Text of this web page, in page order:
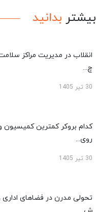
بیشتر بدانید
انقلاب در مدیریت مراکز سلامت
چ...
30 تیر 1405
کدام بروکر کمترین کمیسیون و
روی...
30 تیر 1405
تحولی مدرن در فضاهای اداری